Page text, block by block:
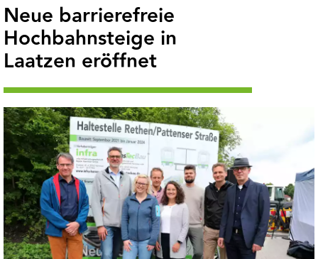
Neue barrierefreie
Hochbahnsteige in
Laatzen eröffnet